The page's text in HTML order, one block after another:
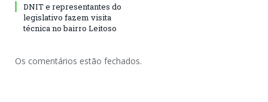
DNIT e representantes do
legislativo fazem visita
técnica no bairro Leitoso
Os comentários estão fechados.